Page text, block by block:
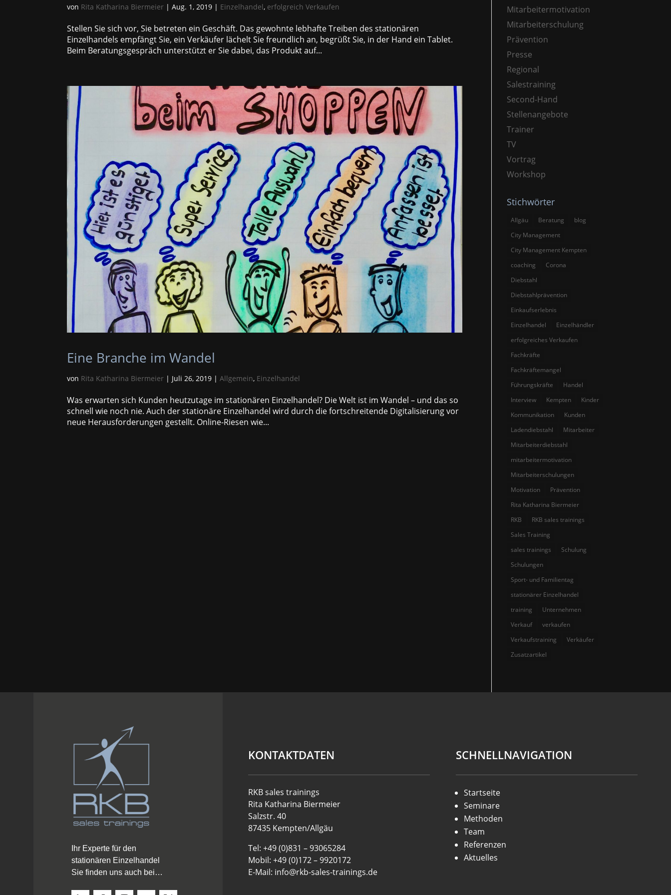
von Rita Katharina Biermeier |Aug. 1, 2019 | Einzelhandel, erfolgreich Verkaufen
Stellen Sie sich vor, Sie betreten ein Geschäft. Das gewohnte lebhafte Treiben des stationären
Einzelhandels empfängt Sie, ein Verkäufer lächelt Sie freundlich an, begrüßt Sie, in der Hand ein Tablet.
Beim Beratungsgespräch unterstützt er Sie dabei, das Produkt auf...
Eine Branche im Wandel
von Rita Katharina Biermeier | Juli 26, 2019 |Allgemein, Einzelhandel
Was erwarten sich Kunden heutzutage im stationären Einzelhandel? Die Welt ist im Wandel – und das so
schnell wie noch nie. Auch der stationäre Einzelhandel wird durch die fortschreitende Digitalisierung vor
neue Herausforderungen gestellt. Online-Riesen wie...
Mitarbeitermotivation
Mitarbeiterschulung
Prävention
Presse
Regional
Salestraining
Second-Hand
Stellenangebote
Trainer
TV
Vortrag
Workshop
Stichwörter
Allgäu Beratung
blog
City Management
City Management Kempten
coaching
Corona
Diebstahl
Diebstahlprävention
Einkaufserlebnis
Einzelhandel
Einzelhändler
erfolgreiches Verkaufen
Fachkräfte
Fachkräftemangel
Führungskräfte
Handel
Interview
Kempten
Kinder
Kommunikation
Kunden
Ladendiebstahl
Mitarbeiter
Mitarbeiterdiebstahl
mitarbeitermotivation
Mitarbeiterschulungen
Motivation
Prävention
Rita Katharina Biermeier
RKB
RKB sales trainings
Sales Training
sales trainings
Schulung
Schulungen
Sport- und Familientag
stationärer Einzelhandel
training
Unternehmen
Verkauf
verkaufen
Verkaufstraining
Verkäufer
Zusatzartikel
Ihr Experte für den
stationären Einzelhandel
Sie finden uns auch bei…
KONTAKTDATEN
RKB sales trainings
Rita Katharina Biermeier
Salzstr. 40
87435 Kempten/Allgäu
Tel: +49 (0)831 – 93065284
Mobil: +49 (0)172 – 9920172
E-Mail: info@rkb-sales-trainings.de
SCHNELLNAVIGATION
Startseite
Seminare
Methoden
Team
Referenzen
Aktuelles